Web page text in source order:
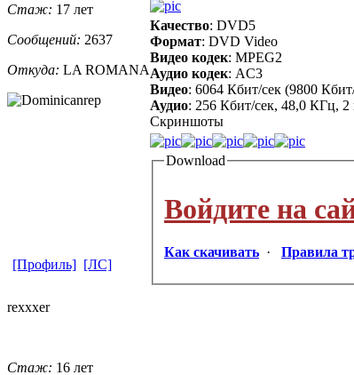
Стаж: 17 лет
Сообщений: 2637
Откуда: LA ROMANA
Качество: DVD5
Формат: DVD Video
Видео кодек: MPEG2
Аудио кодек: AC3
Видео: 6064 Кбит/сек (9800
Аудио: 256 Кбит/сек, 48,0 КГц, 2
Cкриншоты
Download
Войдите на
Как скачивать · Правила
[Профиль] [ЛС]
rexxxer
Стаж: 16 лет